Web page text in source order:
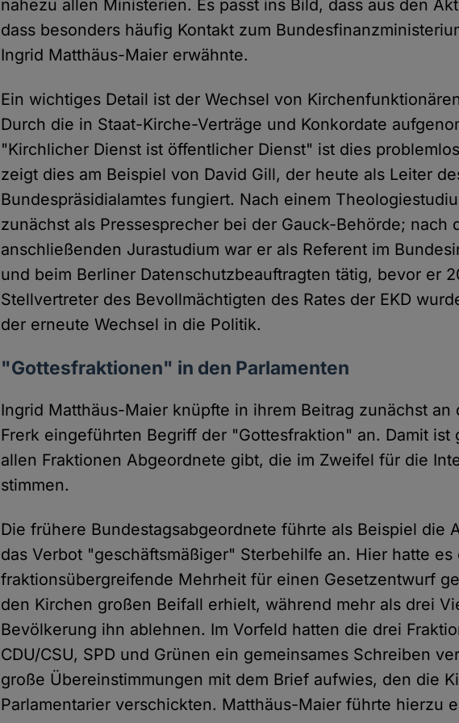
nahezu allen Ministerien. Es passt ins Bild, dass aus den
dass besonders häufig Kontakt zum
Ingrid Matthäus-Maier erwähnte.
Ein wichtiges Detail ist der Wechsel von
Durch die in Staat-Kirche-Verträge und Konkordate
"Kirchlicher Dienst ist öffentlicher Dienst" ist dies
zeigt dies am Beispiel von David Gill, der heute als Leiter
Bundespräsidialamtes fungiert. Nach einem
zunächst als Pressesprecher bei der Gauck-Behörde; nach
anschließenden Jurastudium war er als Referent im
und beim Berliner Datenschutzbeauftragten tätig, bevor er
Stellvertreter des Bevollmächtigten des Rates der EKD
der erneute Wechsel in die Politik.
"Gottesfraktionen" in den Parlamenten
Ingrid Matthäus-Maier knüpfte in ihrem Beitrag zunächst an
Frerk eingeführten Begriff der "Gottesfraktion" an. Damit ist
allen Fraktionen Abgeordnete gibt, die im Zweifel für die
stimmen.
Die frühere Bundestagsabgeordnete führte als Beispiel die
das Verbot "geschäftsmäßiger" Sterbehilfe an. Hier hatte es
fraktionsübergreifende Mehrheit für einen Gesetzentwurf
den Kirchen großen Beifall erhielt, während mehr als drei
Bevölkerung ihn ablehnen. Im Vorfeld hatten die drei
CDU/CSU, SPD und Grünen ein gemeinsames Schreiben
große Übereinstimmungen mit dem Brief aufwies, den die
Parlamentarier verschickten. Matthäus-Maier führte hierzu